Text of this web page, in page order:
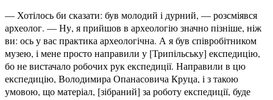
— Хотілось би сказати: був молодий і дурний, — розсміявся
археолог. — Ну, я прийшов в археологію значно пізніше, ніж
ви: ось у вас практика археологічна. А я був співробітником
музею, і мене просто направили у [Трипільську] експедицію,
бо не вистачало робочих рук експедиції. Направили в цю
експедицію, Володимира Опанасовича Круца, і з такою
умовою, що матеріал, [зібраний] за роботу експедиції, буде